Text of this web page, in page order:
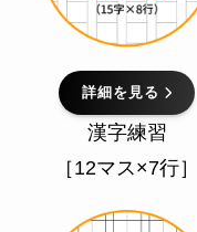
詳細を見る
漢字練習
［12マス×7行］